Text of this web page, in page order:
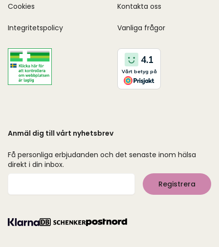
Cookies
Integritetspolicy
Kontakta oss
Vanliga frågor
Anmäl dig till vårt nyhetsbrev
Få personliga erbjudanden och det senaste inom hälsa
direkt i din inbox.
Registrera